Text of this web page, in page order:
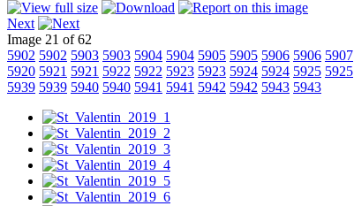
Next
Image 21 of 62
5902 5902 5903 5903 5904 5904 5905 5905 5906 5906 5907
5920 5921 5921 5922 5922 5923 5923 5924 5924 5925 5925
5939 5939 5940 5940 5941 5941 5942 5942 5943 5943